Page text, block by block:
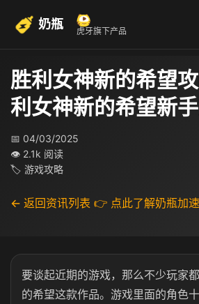
奶瓶 虎牙旗下产品
胜利女神新的希望
利女神新的希望新
📅 04/03/2025
👁 2.1k 阅读
🏷 游戏攻略
← 返回资讯列表 👉 点此了解奶瓶加
要谈起近期的游戏，那么不少玩家
的希望这款作品。游戏里面的角色